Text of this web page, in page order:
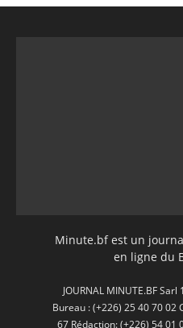
Minute.bf est un
en ligne du
JOURNAL MINUTE.BF
Bureau : (+226) 25 40 70 02
67 Rédaction: (+226) 54 01